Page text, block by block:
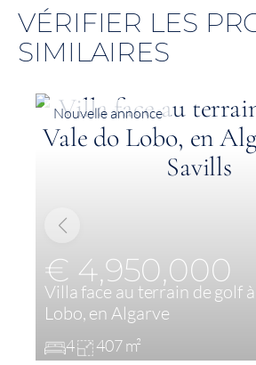
VÉRIFIER LES
SIMILAIRES
€ 4,950,000
Villa face au terrain de golf
Lobo, en Algarve
4 407 m²
Nouvelle annonce